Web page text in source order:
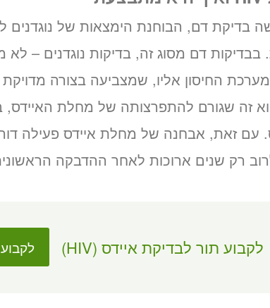
דם מסוג זה, בדיקות נוגדנים –
החיסון אליו, שמצביעה בצורה מדויקת
רק שנים ארוכות לאחר ההדבקה
לקבוע תור לבדיקת איידס (HIV) לקבוע תור